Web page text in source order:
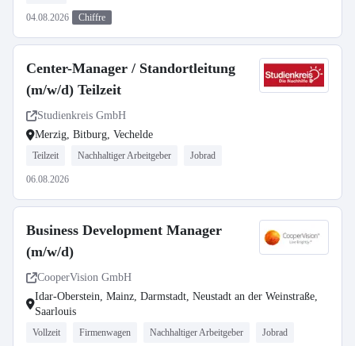
04.08.2026 Chiffre
Center-Manager / Standortleitung
(m/w/d) Teilzeit
Studienkreis GmbH
Merzig, Bitburg, Vechelde
Teilzeit Nachhaltiger Arbeitgeber Jobrad
06.08.2026
Business Development Manager
(m/w/d)
CooperVision GmbH
Idar-Oberstein, Mainz, Darmstadt, Neustadt an der Weinstraße,
Saarlouis
Vollzeit Firmenwagen Nachhaltiger Arbeitgeber Jobrad